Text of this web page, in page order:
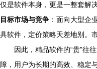
仅是软件本身，更是一整套解
目标市场与竞争 ：面向大型企
具软件，定价策略天差地别。
因此，精品软件的“贵”往
障，用户为长期的高效、稳定